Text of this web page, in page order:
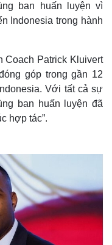
ban huấn luyện vì
Indonesia trong hành
Coach Patrick Kluivert
góp trong gần 12
Với tất cả sự
ban huấn luyện đã
hợp tác”.